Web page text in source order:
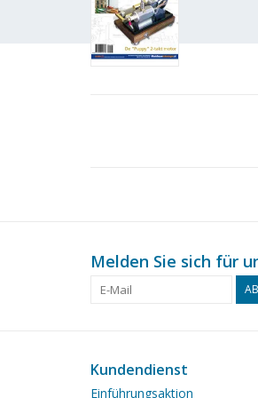
Melden Sie sich für
Kundendienst
Einführungsaktion